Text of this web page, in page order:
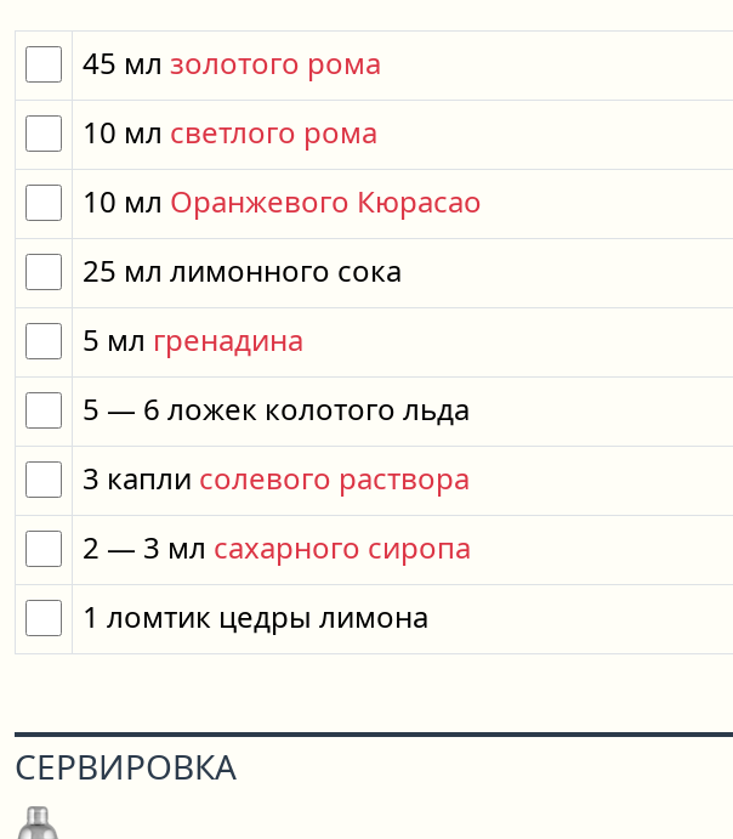
45 мл золотого рома
10 мл светлого рома
10 мл Оранжевого Кюрасао
25 мл лимонного сока
5 мл гренадина
5 — 6 ложек колотого льда
3 капли солевого раствора
2 — 3 мл сахарного сиропа
1 ломтик цедры лимона
СЕРВИРОВКА